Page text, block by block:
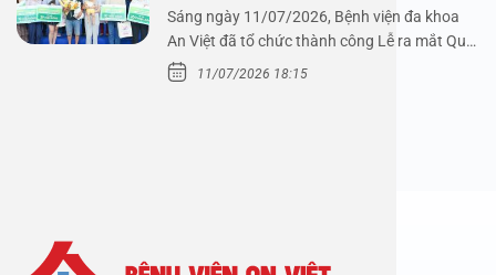
Sáng ngày 11/07/2026, Bệnh viện đa khoa
An Việt đã tổ chức thành công Lễ ra mắt Quỹ
Mầm Xanh…
11/07/2026 18:15